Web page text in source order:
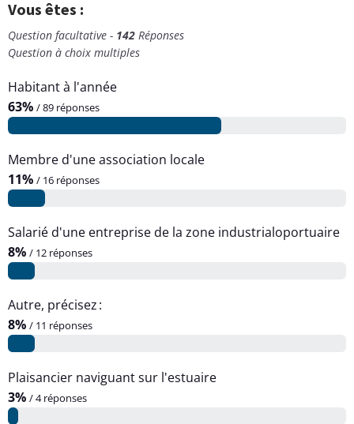
Vous êtes :
Question facultative - 142 Réponses
Question à choix multiples
Habitant à l'année
63% / 89 réponses
Membre d'une association locale
11% / 16 réponses
Salarié d'une entreprise de la zone industrialoportuaire
8% / 12 réponses
Autre, précisez :
8% / 11 réponses
Plaisancier naviguant sur l'estuaire
3% / 4 réponses